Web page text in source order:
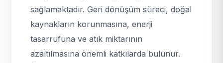
sağlamaktadır. Geri dönüşüm süreci, doğal
kaynakların korunmasına, enerji
tasarrufuna ve atık miktarının
azaltılmasına önemli katkılarda bulunur.